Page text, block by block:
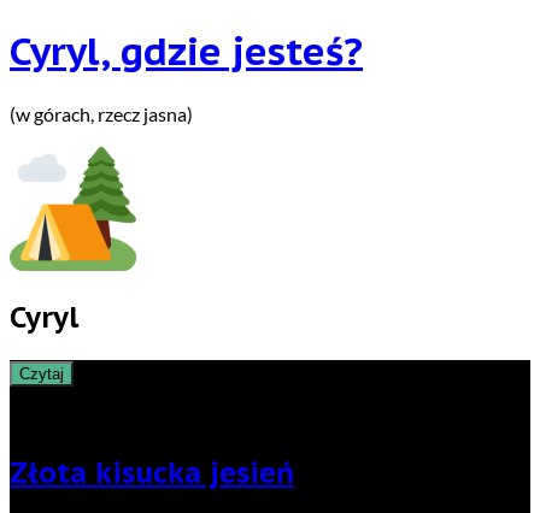
Cyryl, gdzie jesteś?
(w górach, rzecz jasna)
Cyryl
Czytaj
Złota kisucka jesień